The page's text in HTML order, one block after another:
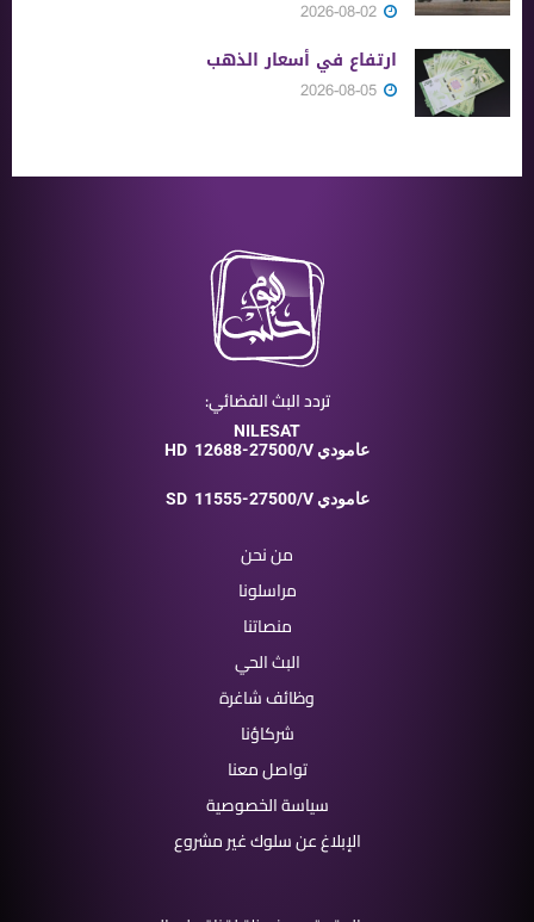
ارتفاع في أسعار الذهب
تردد البث الفضائي:
NILESAT
HD
12688-27500/V عامودي
SD 11555-27500/V عامودي
من نحن
مراسلونا
منصاتنا
البث الحي
وظائف شاغرة
شركاؤنا
تواصل معنا
سياسة الخصوصية
الإبلاغ عن سلوك غير مشروع